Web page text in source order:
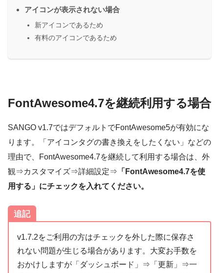
アイコンが表示されない場合
新アイコンであるため
有料のアイコンであるため
FontAwesome4.7を継続利用する場合
SANGO v1.7ではデフォルトでFontAwesome5が有効にな
ります。「アイコンタグの書き換えをしたくない」などの
理由で、FontAwesome4.7を継続して利用する場合は、外
観⇒カスタマイズ⇒詳細設定⇒ 「FontAwesome4.7を使
用する」にチェックを入れてください。
追記
v1.7.2をご利用の方はチェックを外した際に保存さ
れない問題が生じる場合があります。大変お手数を
おかけしますが「ダッシュボード」⇒「更新」⇒一